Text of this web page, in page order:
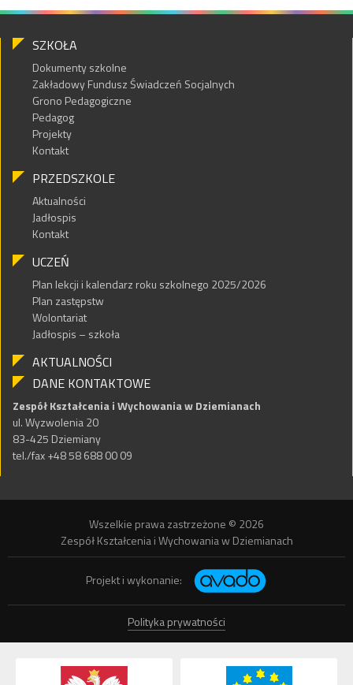
SZKOŁA
Dokumenty szkolne
Zakładowy Fundusz Świadczeń Socjalnych
Grono Pedagogiczne
Pedagog
Projekty
Kontakt
PRZEDSZKOLE
Aktualności
Jadłospis
Kontakt
UCZEŃ
Plan lekcji i kalendarz roku szkolnego 2025/2026
Plan zastępstw
Wolontariat
Jadłospis – szkoła
AKTUALNOŚCI
DANE KONTAKTOWE
Zespół Kształcenia i Wychowania w Dziemianach
ul. Wyzwolenia 20
83-425 Dziemiany
tel./fax +48 58 688 00 09
Wszelkie prawa zastrzeżone © 2026
Zespół Kształcenia i Wychowania w Dziemianach
Projekt i wykonanie:
Polityka prywatności